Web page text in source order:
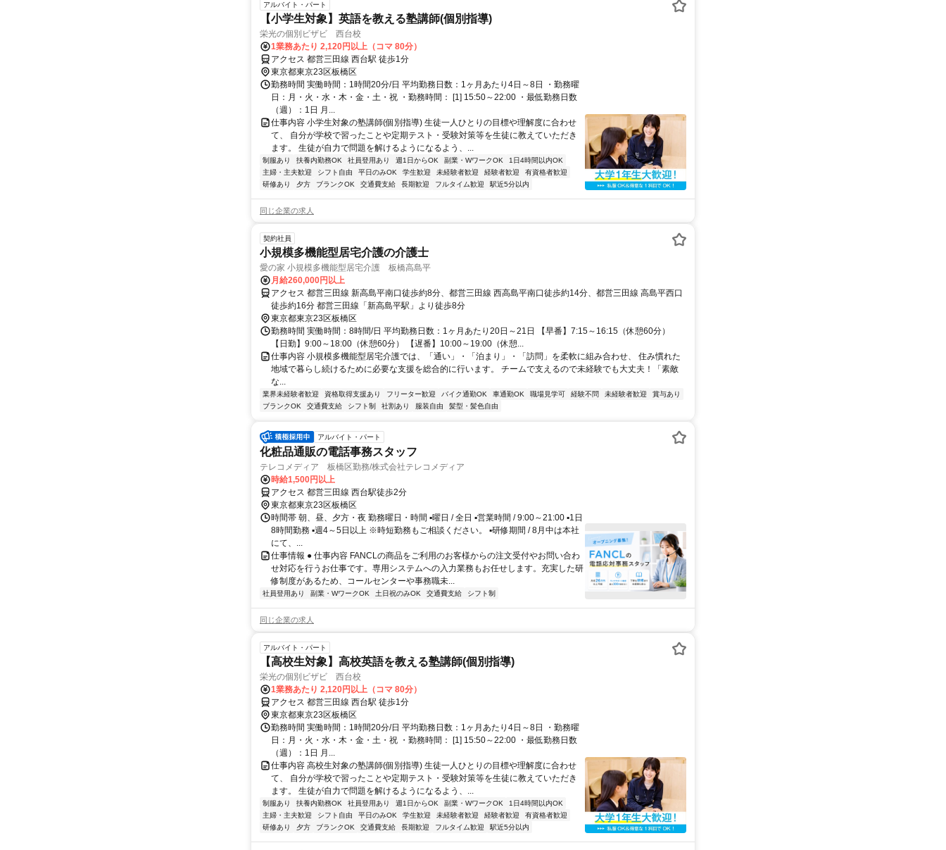
アルバイト・パート
【小学生対象】英語を教える塾講師(個別指導)
栄光の個別ビザビ 西台校
1業務あたり 2,120円以上（コマ 80分）
アクセス 都営三田線 西台駅 徒歩1分
東京都東京23区板橋区
勤務時間 実働時間：1時間20分/日 平均勤務日数：1ヶ月あたり4日～8日 ・勤務曜
日：月・火・水・木・金・土・祝 ・勤務時間： [1] 15:50～22:00 ・最低勤務日数
（週）：1日 月...
仕事内容 小学生対象の塾講師(個別指導) 生徒一人ひとりの目標や理解度に合わせ
て、 自分が学校で習ったことや定期テスト・受験対策等を生徒に教えていただき
ます。 生徒が自力で問題を解けるようになるよう、...
制服あり 扶養内勤務OK 社員登用あり 週1日からOK 副業・WワークOK
1日4時間以内OK
主婦・主夫歓迎
シフト自由 平日のみOK 学生歓迎 未経験者歓迎 経験者歓迎
有資格者歓迎
研修あり
夕方 ブランクOK 交通費支給 長期歓迎 フルタイム歓迎 駅近5分以内
同じ企業の求人
契約社員
小規模多機能型居宅介護の介護士
愛の家 小規模多機能型居宅介護 板橋高島平
月給260,000円以上
アクセス 都営三田線 新高島平南口徒歩約8分、都営三田線 西高島平南口徒歩約14分、都営三田線 高島平西口
徒歩約16分 都営三田線「新高島平駅」より徒歩8分
東京都東京23区板橋区
勤務時間 実働時間：8時間/日 平均勤務日数：1ヶ月あたり20日～21日 【早番】7:15～16:15（休憩60分）
【日勤】9:00～18:00（休憩60分） 【遅番】10:00～19:00（休憩...
仕事内容 小規模多機能型居宅介護では、「通い」・「泊まり」・「訪問」を柔軟に組み合わせ、 住み慣れた
地域で暮らし続けるために必要な支援を総合的に行います。 チームで支えるので未経験でも大丈夫！「素敵
な...
業界未経験者歓迎 資格取得支援あり フリーター歓迎 バイク通勤OK 車通勤OK 職場見学可 経験不問 未経験者歓迎
賞与あり
ブランクOK
交通費支給 シフト制 社割あり 服装自由 髪型・髪色自由
アルバイト・パート
化粧品通販の電話事務スタッフ
テレコメディア 板橋区勤務/株式会社テレコメディア
時給1,500円以上
アクセス 都営三田線 西台駅徒歩2分
東京都東京23区板橋区
時間帯 朝、昼、夕方・夜 勤務曜日・時間 ▪曜日 / 全日 ▪営業時間 / 9:00～21:00 ▪1日
8時間勤務 ▪週4～5日以上 ※時短勤務もご相談ください。 ▪研修期間 / 8月中は本社
にて、...
仕事情報 ● 仕事内容 FANCLの商品をご利用のお客様からの注文受付やお問い合わ
せ対応を行うお仕事です。専用システムへの入力業務もお任せします。充実した研
修制度があるため、コールセンターや事務職未...
社員登用あり 副業・WワークOK 土日祝のみOK 交通費支給 シフト制
同じ企業の求人
アルバイト・パート
【高校生対象】高校英語を教える塾講師(個別指導)
栄光の個別ビザビ 西台校
1業務あたり 2,120円以上（コマ 80分）
アクセス 都営三田線 西台駅 徒歩1分
東京都東京23区板橋区
勤務時間 実働時間：1時間20分/日 平均勤務日数：1ヶ月あたり4日～8日 ・勤務曜
日：月・火・水・木・金・土・祝 ・勤務時間： [1] 15:50～22:00 ・最低勤務日数
（週）：1日 月...
仕事内容 高校生対象の塾講師(個別指導) 生徒一人ひとりの目標や理解度に合わせ
て、 自分が学校で習ったことや定期テスト・受験対策等を生徒に教えていただき
ます。 生徒が自力で問題を解けるようになるよう、...
制服あり 扶養内勤務OK 社員登用あり 週1日からOK 副業・WワークOK
1日4時間以内OK
主婦・主夫歓迎
シフト自由 平日のみOK 学生歓迎 未経験者歓迎 経験者歓迎
有資格者歓迎
研修あり
夕方 ブランクOK 交通費支給 長期歓迎 フルタイム歓迎 駅近5分以内